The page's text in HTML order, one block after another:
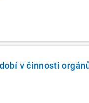
v činnosti